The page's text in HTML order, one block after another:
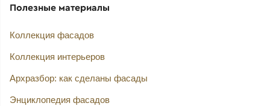
Полезные материалы
Коллекция фасадов
Коллекция интерьеров
Архразбор: как сделаны фасады
Энциклопедия фасадов